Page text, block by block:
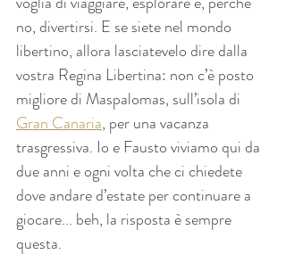
no, divertirsi. E se siete nel mondo
libertino, allora lasciatevelo dire dalla
vostra Regina Libertina: non c’è posto
migliore di Maspalomas, sull’isola di
Gran Canaria, per una vacanza
trasgressiva. Io e Fausto viviamo qui da
due anni e ogni volta che ci chiedete
dove andare d’estate per continuare a
giocare... beh, la risposta è sempre
questa.